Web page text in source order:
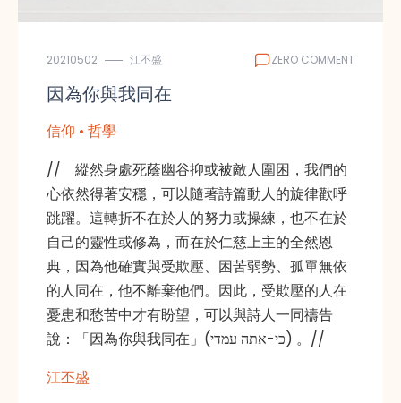
20210502 江丕盛 ZERO COMMENT
因為你與我同在
信仰 • 哲學
// 縱然身處死蔭幽谷抑或被敵人圍困，我們的
心依然得著安穩，可以隨著詩篇動人的旋律歡呼
跳躍。這轉折不在於人的努力或操練，也不在於
自己的靈性或修為，而在於仁慈上主的全然恩
典，因為他確實與受欺壓、困苦弱勢、孤單無依
的人同在，他不離棄他們。因此，受欺壓的人在
憂患和愁苦中才有盼望，可以與詩人一同禱告
說：「因為你與我同在」(כי-אתה עמדי) 。//
江丕盛